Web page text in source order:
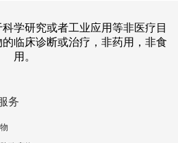
学研究或者工业应用等非医疗目
临床诊断或治疗，非药用，非食
用。
务